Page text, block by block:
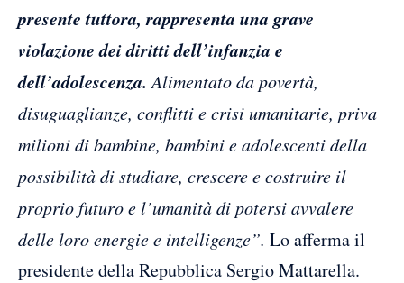
presente tuttora, rappresenta una grave
violazione dei diritti dell’infanzia e
dell’adolescenza. Alimentato da povertà,
disuguaglianze, conflitti e crisi umanitarie, priva
milioni di bambine, bambini e adolescenti della
possibilità di studiare, crescere e costruire il
proprio futuro e l’umanità di potersi avvalere
delle loro energie e intelligenze”. Lo afferma il
presidente della Repubblica Sergio Mattarella.